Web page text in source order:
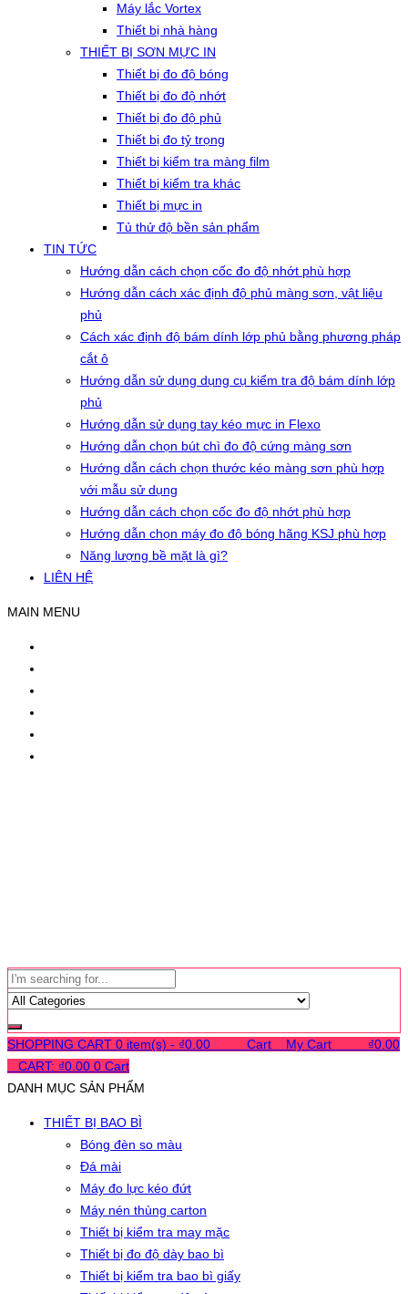
Máy lắc Vortex
Thiết bị nhà hàng
THIẾT BỊ SƠN MỰC IN
Thiết bị đo độ bóng
Thiết bị đo độ nhớt
Thiết bị đo độ phủ
Thiết bị đo tỷ trọng
Thiết bị kiểm tra màng film
Thiết bị kiểm tra khác
Thiết bị mực in
Tủ thử độ bền sản phẩm
TIN TỨC
Hướng dẫn cách chọn cốc đo độ nhớt phù hợp
Hướng dẫn cách xác định độ phủ màng sơn, vật liệu
phủ
Cách xác định độ bám dính lớp phủ bằng phương pháp
cắt ô
Hướng dẫn sử dụng dụng cụ kiểm tra độ bám dính lớp
phủ
Hướng dẫn sử dụng tay kéo mực in Flexo
Hướng dẫn chọn bút chì đo độ cứng màng sơn
Hướng dẫn cách chọn thước kéo màng sơn phù hợp
với mẫu sử dụng
Hướng dẫn cách chọn cốc đo độ nhớt phù hợp
Hướng dẫn chọn máy đo độ bóng hãng KSJ phù hợp
Năng lượng bề mặt là gì?
LIÊN HỆ
MAIN MENU
SHOPPING CART 0 item(s) - ₫0.00 Cart My Cart ₫0.00
CART: ₫0.00 0 Cart
DANH MỤC SẢN PHẨM
THIẾT BỊ BAO BÌ
Bóng đèn so màu
Đá mài
Máy đo lực kéo đứt
Máy nén thùng carton
Thiết bị kiểm tra may mặc
Thiết bị đo độ dày bao bì
Thiết bị kiểm tra bao bì giấy